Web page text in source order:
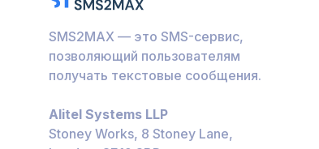
Эквадор
Куба
SMS2MAX — это SMS-сервис,
позволяющий пользователям
получать текстовые сообщения.
Alitel Systems LLP
Stoney Works, 8 Stoney Lane,